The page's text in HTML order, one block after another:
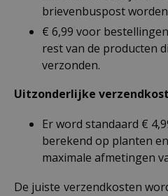
brievenbuspost
€ 6,99 voor
rest van de producten
verzonden.
Uitzonderlijke
Er word standaard €
berekend op planten
maximale afmetingen
De juiste verzendkosten